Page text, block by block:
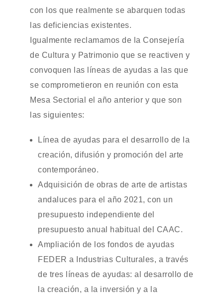
con los que realmente se abarquen todas
las deficiencias existentes.
Igualmente reclamamos de la Consejería
de Cultura y Patrimonio que se reactiven y
convoquen las líneas de ayudas a las que
se comprometieron en reunión con esta
Mesa Sectorial el año anterior y que son
las siguientes:
Línea de ayudas para el desarrollo de la
creación, difusión y promoción del arte
contemporáneo.
Adquisición de obras de arte de artistas
andaluces para el año 2021, con un
presupuesto independiente del
presupuesto anual habitual del CAAC.
Ampliación de los fondos de ayudas
FEDER a Industrias Culturales, a través
de tres líneas de ayudas: al desarrollo de
la creación, a la inversión y a la